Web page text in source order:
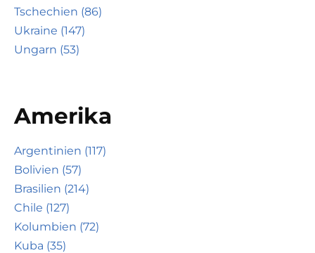
Tschechien (86)
Ukraine (147)
Ungarn (53)
Amerika
Argentinien (117)
Bolivien (57)
Brasilien (214)
Chile (127)
Kolumbien (72)
Kuba (35)